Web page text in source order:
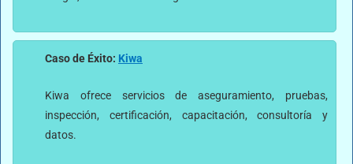
Caso de Éxito: Kiwa
Kiwa ofrece servicios de aseguramiento, pruebas,
inspección, certificación, capacitación, consultoría y
datos.